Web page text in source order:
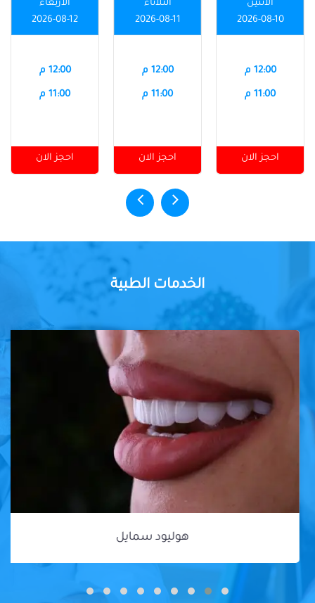
الاثنين
2026-08-10
12:00 م
11:00 م
احجز الان
الثلاثاء
2026-08-11
12:00 م
11:00 م
احجز الان
الأربعاء
2026-08-12
12:00 م
11:00 م
احجز الان
الخدمات الطبية
هوليود سمايل